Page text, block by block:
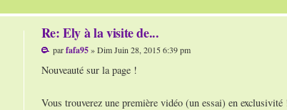
Re: Ely à la visite de...
parfafa95» Dim Juin 28, 2015 6:39 pm
Nouveauté sur la page !
Vous trouverez une première vidéo (un essai) en exclusivité